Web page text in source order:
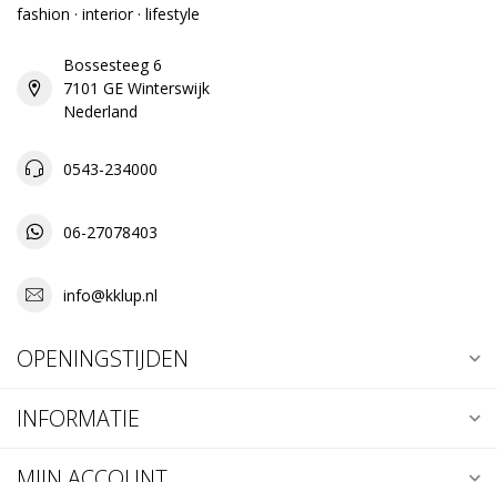
fashion · interior · lifestyle
Bossesteeg 6
7101 GE Winterswijk
Nederland
0543-234000
06-27078403
info@kklup.nl
OPENINGSTIJDEN
INFORMATIE